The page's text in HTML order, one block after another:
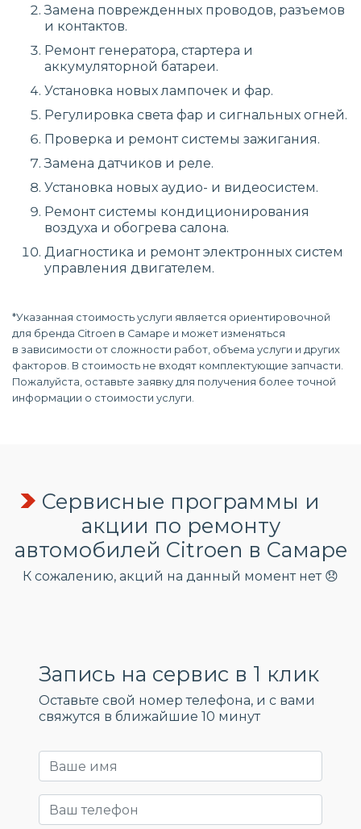
Замена поврежденных проводов, разъемов
и контактов.
Ремонт генератора, стартера и
аккумуляторной батареи.
Установка новых лампочек и фар.
Регулировка света фар и сигнальных огней.
Проверка и ремонт системы зажигания.
Замена датчиков и реле.
Установка новых аудио- и видеосистем.
Ремонт системы кондиционирования
воздуха и обогрева салона.
Диагностика и ремонт электронных систем
управления двигателем.
*Указанная стоимость услуги является ориентировочной
для бренда Citroen в Самаре и может изменяться
в зависимости от сложности работ, объема услуги и других
факторов. В стоимость не входят комплектующие запчасти.
Пожалуйста, оставьте заявку для получения более точной
информации о стоимости услуги.
Сервисные программы и
акции по ремонту
автомобилей Citroen в Самаре
К сожалению, акций на данный момент нет 😞
Запись на сервис в 1 клик
Оставьте свой номер телефона, и c вами
свяжутся в ближайшие 10 минут